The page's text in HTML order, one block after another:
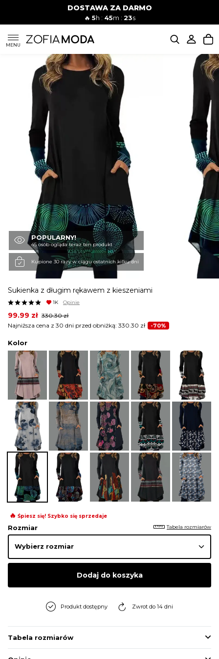
DOSTAWA ZA DARMO
🔥 5h : 45m : 22s
MENU
SUKIENKI
KOMPLETY
MODA PLAŻOWA
KURTKI I PŁASZCZE
KOMBINEZONY
DRESY
MARYNARKI
BLUZY
BUTY
SWETRY
BIELIZNA
POPULARNY!
45 osób ogląda teraz ten produkt
Kupione 30 razy w ciągu ostatnich kilku dni
Sukienka z długim rękawem z kieszeniami
1K Opinie
330.30zł
Original
price
was:
99.99 zł
Current
price
is:
Najniższa cena z 30 dni przed obniżką: 330.30 zł -70%
Kolor
🔥 Śpiesz się! Szybko się sprzedaje
Rozmiar Tabela rozmiarów
Dodaj do koszyka
Produkt dostępny Zwrot do 14 dni
Tabela rozmiarów